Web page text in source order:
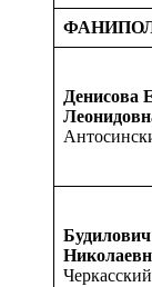
Денисова
Будилович